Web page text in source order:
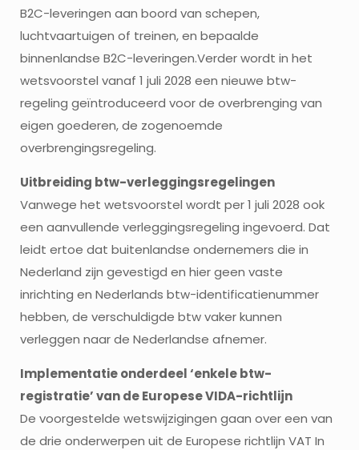
B2C-leveringen aan boord van schepen,
luchtvaartuigen of treinen, en bepaalde
binnenlandse B2C-leveringen.Verder wordt in het
wetsvoorstel vanaf 1 juli 2028 een nieuwe btw-
regeling geïntroduceerd voor de overbrenging van
eigen goederen, de zogenoemde
overbrengingsregeling.
Uitbreiding btw-verleggingsregelingen
Vanwege het wetsvoorstel wordt per 1 juli 2028 ook
een aanvullende verleggingsregeling ingevoerd. Dat
leidt ertoe dat buitenlandse ondernemers die in
Nederland zijn gevestigd en hier geen vaste
inrichting en Nederlands btw-identificatienummer
hebben, de verschuldigde btw vaker kunnen
verleggen naar de Nederlandse afnemer.
Implementatie onderdeel ‘enkele btw-
registratie’ van de Europese VIDA-richtlijn
De voorgestelde wetswijzigingen gaan over een van
de drie onderwerpen uit de Europese richtlijn VAT In